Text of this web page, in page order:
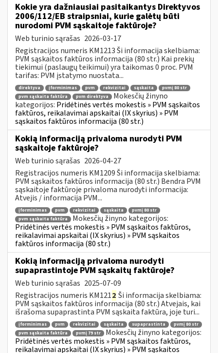
Kokie yra dažniausiai pasitaikantys Direktyvos
2006/112/EB straipsniai, kurie galėtų būti
nurodomi PVM sąskaitoje faktūroje?
Web turinio sąrašas 2026-03-17
Registracijos numeris KM1213 Ši informacija skelbiama:
PVM sąskaitos faktūros informacija (80 str.) Kai prekių
tiekimui (paslaugų teikimui) yra taikomas 0 proc. PVM
tarifas: PVM įstatymo nuostata...
direktyva įforminimas pvm rekvizitai sąskaita
pvmį 80 str
pvm sąskaita faktūra
pvm direktyva
Mokesčių žinyno
kategorijos: Pridėtinės vertės mokestis » PVM sąskaitos
faktūros, reikalavimai apskaitai (IX skyrius) » PVM
sąskaitos faktūros informacija (80 str.)
Kokią informaciją privaloma nurodyti PVM
sąskaitoje faktūroje?
Web turinio sąrašas 2026-04-27
Registracijos numeris KM1209 Ši informacija skelbiama:
PVM sąskaitos faktūros informacija (80 str.) Bendra PVM
sąskaitoje faktūroje privaloma nurodyti informacija:
Atvejis / informacija PVM...
įforminimas pvm rekvizitai sąskaita
pvmį 80 str
pvm sąskaita faktūra
Mokesčių žinyno kategorijos:
Pridėtinės vertės mokestis » PVM sąskaitos faktūros,
reikalavimai apskaitai (IX skyrius) » PVM sąskaitos
faktūros informacija (80 str.)
Kokią informaciją privaloma nurodyti
supaprastintoje PVM sąskaitų faktūroje?
Web turinio sąrašas 2025-07-09
Registracijos numeris KM1212 Ši informacija skelbiama:
PVM sąskaitos faktūros informacija (80 str.) Atvejais, kai
išrašoma supaprastinta PVM sąskaita faktūra, joje turi...
įforminimas pvm rekvizitai sąskaita supaprastinta
pvmį 80 str
pvm sąskaita faktūra
pvmį 79 str
Mokesčių žinyno kategorijos:
Pridėtinės vertės mokestis » PVM sąskaitos faktūros,
reikalavimai apskaitai (IX skyrius) » PVM sąskaitos